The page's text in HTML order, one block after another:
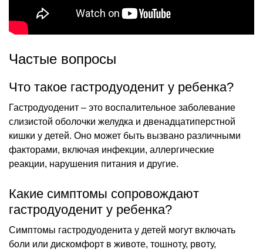
Частые вопросы
Что такое гастродуоденит у ребенка?
Гастродуоденит – это воспалительное заболевание
слизистой оболочки желудка и двенадцатиперстной
кишки у детей. Оно может быть вызвано различными
факторами, включая инфекции, аллергические
реакции, нарушения питания и другие.
Какие симптомы сопровождают
гастродуоденит у ребенка?
Симптомы гастродуоденита у детей могут включать
боли или дискомфорт в животе, тошноту, рвоту,